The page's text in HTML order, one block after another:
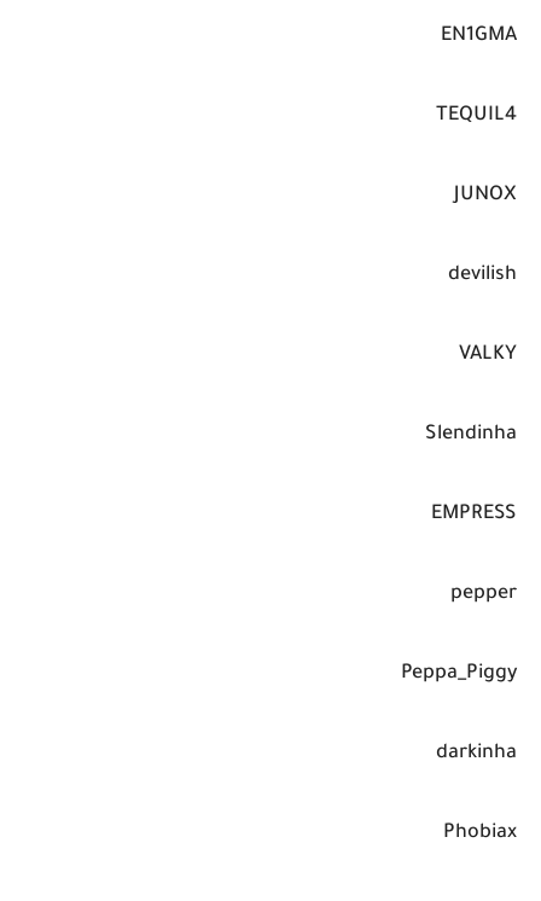
EN1GMA
TEQUIL4
JUNOX
devilish
VALKY
Slendinha
EMPRESS
pepper
Peppa_Piggy
darkinha
Phobiax